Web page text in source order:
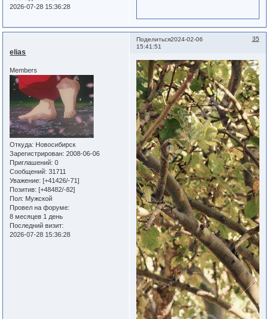
2026-07-28 15:36:28
Поделиться 35
2024-02-06
15:41:51
elias
Members
Откуда: Новосибирск
Зарегистрирован: 2008-06-06
Приглашений: 0
Сообщений: 31711
Уважение: [+41426/-71]
Позитив: [+48482/-82]
Пол: Мужской
Провел на форуме:
8 месяцев 1 день
Последний визит:
2026-07-28 15:36:28